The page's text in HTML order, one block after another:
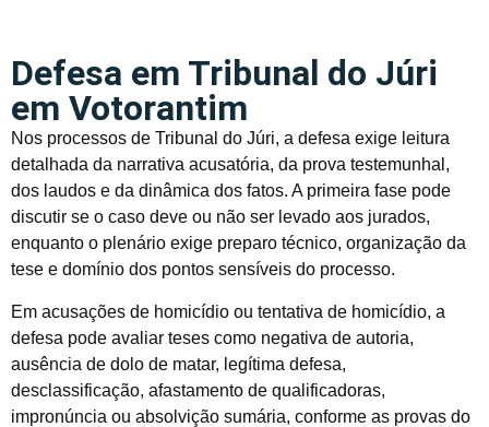
Defesa em Tribunal do Júri
em Votorantim
Nos processos de Tribunal do Júri, a defesa exige leitura
detalhada da narrativa acusatória, da prova testemunhal,
dos laudos e da dinâmica dos fatos. A primeira fase pode
discutir se o caso deve ou não ser levado aos jurados,
enquanto o plenário exige preparo técnico, organização da
tese e domínio dos pontos sensíveis do processo.
Em acusações de homicídio ou tentativa de homicídio, a
defesa pode avaliar teses como negativa de autoria,
ausência de dolo de matar, legítima defesa,
desclassificação, afastamento de qualificadoras,
impronúncia ou absolvição sumária, conforme as provas do